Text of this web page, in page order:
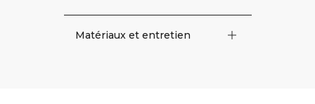
Matériaux et entretien